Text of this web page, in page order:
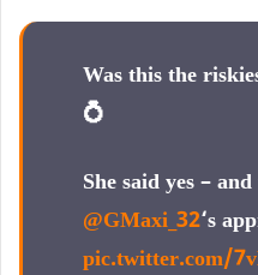
Was this the
💍
She said yes –
@GMaxi_32‘s
pic.twitter.com/